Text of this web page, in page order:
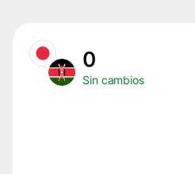
0
Sin cambios